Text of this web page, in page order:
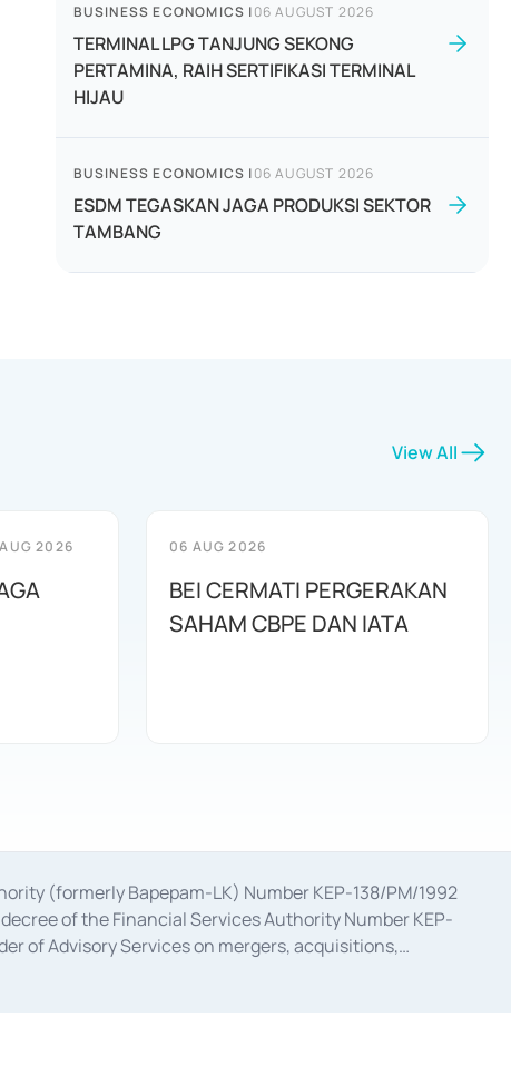
BUSINESS ECONOMICS |06 AUGUST 2026
TERMINAL LPG TANJUNG SEKONG
PERTAMINA, RAIH SERTIFIKASI TERMINAL
HIJAU
BUSINESS ECONOMICS |06 AUGUST 2026
ESDM TEGASKAN JAGA PRODUKSI SEKTOR
TAMBANG
View All
2026 06 AUG 2026
BEI CERMATI PERGERAKAN
SAHAM CBPE DAN IATA
(formerly Bapepam-LK) Number KEP-138/PM/1992
of the Financial Services Authority Number KEP-
of Advisory Services on mergers, acquisitions,
28, 2014, a business license as a provider of